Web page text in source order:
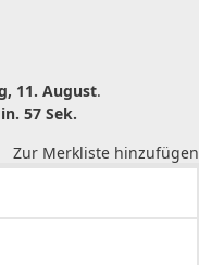
11. August.
57 Sek.
Zur Merkliste hinzufügen